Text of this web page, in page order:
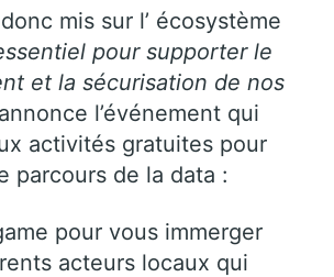
mis sur l’ écosystème
pour supporter le
et la sécurisation de nos
l’événement qui
activités gratuites pour
parcours de la data :
pour vous immerger
acteurs locaux qui